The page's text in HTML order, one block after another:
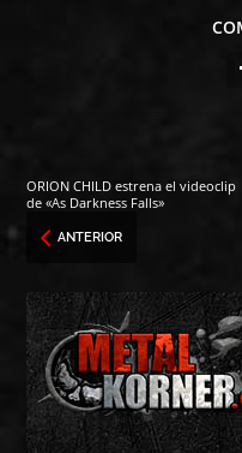
ORION CHILD estrena el videoclip
de «As Darkness Falls»
ANTERIOR